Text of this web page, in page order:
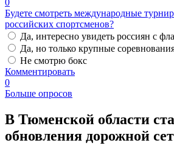
0
Будете смотреть международные
российских спортсменов?
Да, интересно увидеть россиян с
Да, но только крупные
Не смотрю бокс
Комментировать
0
Больше опросов
В Тюменской области
обновления дорожной